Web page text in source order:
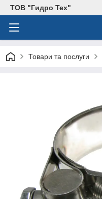
ТОВ "Гидро Тех"
Товари та послуги